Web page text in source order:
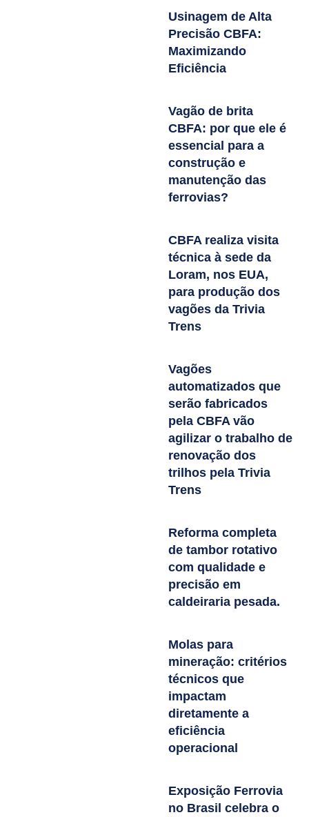
Usinagem de Alta
Precisão CBFA:
Maximizando
Eficiência
Vagão de brita
CBFA: por que ele é
essencial para a
construção e
manutenção das
ferrovias?
CBFA realiza visita
técnica à sede da
Loram, nos EUA,
para produção dos
vagões da Trivia
Trens
Vagões
automatizados que
serão fabricados
pela CBFA vão
agilizar o trabalho de
renovação dos
trilhos pela Trivia
Trens
Reforma completa
de tambor rotativo
com qualidade e
precisão em
caldeiraria pesada.
Molas para
mineração: critérios
técnicos que
impactam
diretamente a
eficiência
operacional
Exposição Ferrovia
no Brasil celebra o